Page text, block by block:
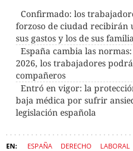
Confirmado: los
forzoso de ciudad recibirán
sus gastos y los de sus
España cambia las
2026, los trabajadores
compañeros
Entró en vigor: la
baja médica por sufrir
legislación española
ESPAÑA DERECHO LABORAL